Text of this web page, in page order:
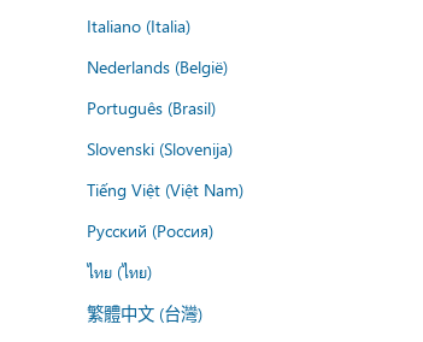
Italiano (Italia)
Nederlands (België)
Português (Brasil)
Slovenski (Slovenija)
Tiếng Việt (Việt Nam)
Русский (Россия)
ไทย (ไทย)
繁體中文 (台灣)